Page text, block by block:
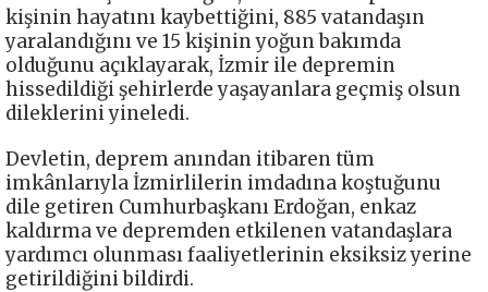
kişinin hayatını kaybettiğini, 885 vatandaşın
yaralandığını ve 15 kişinin yoğun bakımda
olduğunu açıklayarak, İzmir ile depremin
hissedildiği şehirlerde yaşayanlara geçmiş olsun
dileklerini yineledi.
Devletin, deprem anından itibaren tüm
imkânlarıyla İzmirlilerin imdadına koştuğunu
dile getiren Cumhurbaşkanı Erdoğan, enkaz
kaldırma ve depremden etkilenen vatandaşlara
yardımcı olunması faaliyetlerinin eksiksiz yerine
getirildiğini bildirdi.